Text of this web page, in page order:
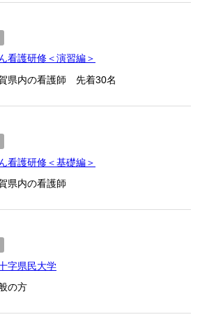
看護研修＜演習編＞
県内の看護師 先着30名
看護研修＜基礎編＞
県内の看護師
字県民大学
の方